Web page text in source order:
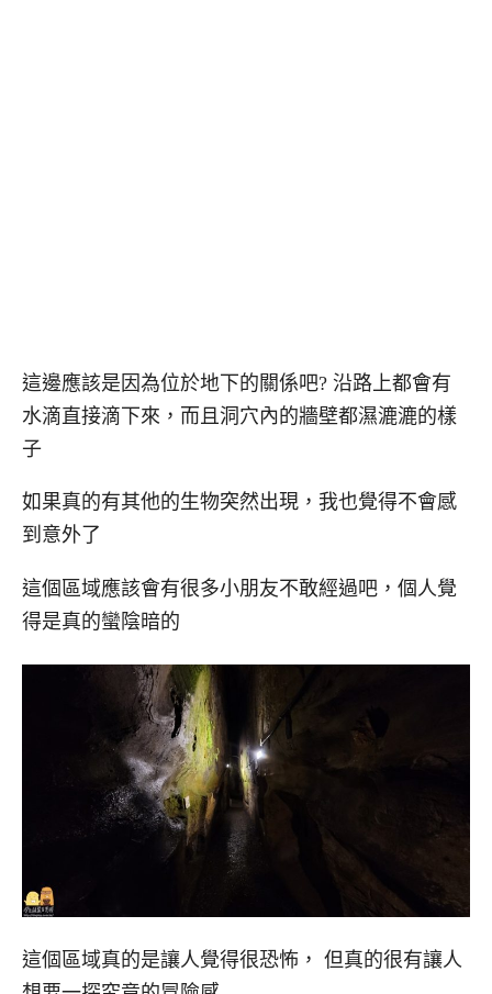
這邊應該是因為位於地下的關係吧? 沿路上都會有
水滴直接滴下來，而且洞穴內的牆壁都濕漉漉的樣
子
如果真的有其他的生物突然出現，我也覺得不會感
到意外了
這個區域應該會有很多小朋友不敢經過吧，個人覺
得是真的蠻陰暗的
這個區域真的是讓人覺得很恐怖， 但真的很有讓人